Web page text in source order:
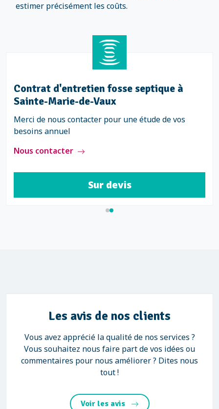
estimer précisément les coûts.
Contrat d'entretien fosse septique à
Sainte-Marie-de-Vaux
Merci de nous contacter pour une étude de vos
besoins annuel
Nous contacter
Sur devis
Les avis de nos clients
Vous avez apprécié la qualité de nos services ?
Vous souhaitez nous faire part de vos idées ou
commentaires pour nous améliorer ? Dites nous
tout !
Voir les avis